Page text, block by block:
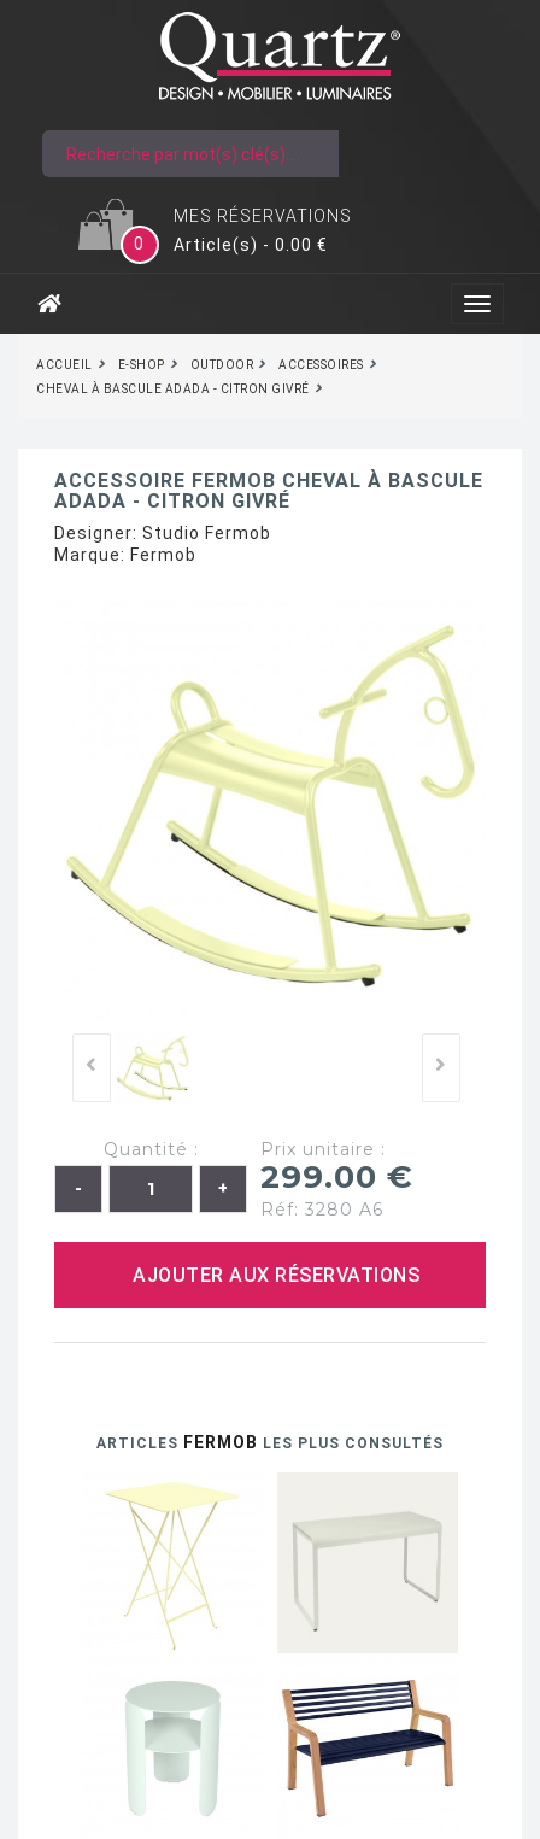
MES RÉSERVATIONS
0
Article(s) - 0.00 €
ACCUEIL E-SHOP OUTDOOR
ACCESSOIRES
CHEVAL À BASCULE ADADA - CITRON GIVRÉ
ACCESSOIRE FERMOB CHEVAL À BASCULE
ADADA - CITRON GIVRÉ
Designer: Studio Fermob
Marque: Fermob
Quantité : Prix unitaire :
299.00 €
Réf: 3280 A6
AJOUTER AUX RÉSERVATIONS
ARTICLES FERMOB LES PLUS CONSULTÉS